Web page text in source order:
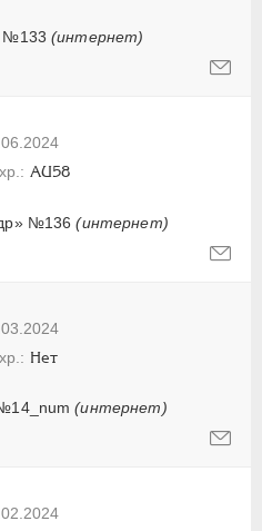
№133(интернет)
№136(интернет)
AU58
(интернет)
Нет